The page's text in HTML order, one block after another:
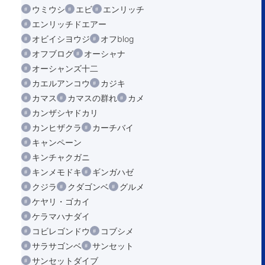
ウミウシ エビ
エンリッチ
エンリッチドエアー
オビイシヨウジ
オフblog
オフブログ
オーシャナ
オーシャンズ十二
カエルアンコウ
カジキ
カマス
カマスの群れ
カメ
カンザシヤドカリ
カンヒザクラ
カーチバイ
キャンペーン
キンチャクガニ
キンメモドキ
ギンガハゼ
クジラ
クダゴンベ
グルメ
ケヤリ・ゴカイ
ケラマハナダイ
コビレゴンドウ
コブシメ
サラサゴンベ
サンセット
サンセットダイブ